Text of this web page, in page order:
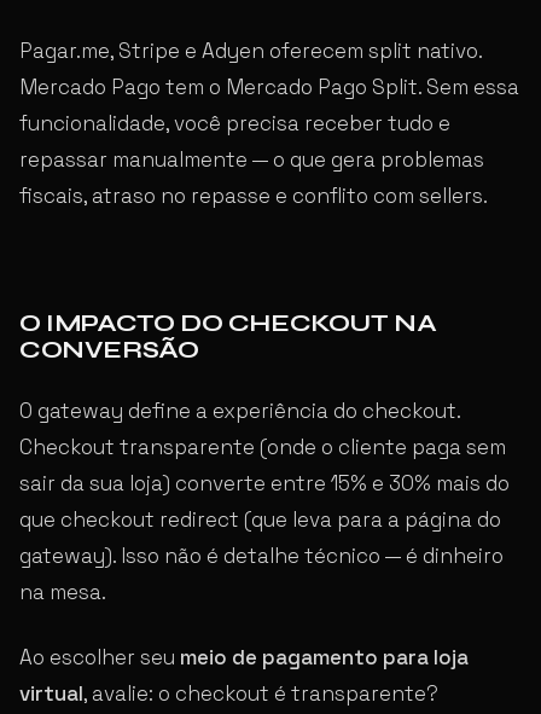
Pagar.me, Stripe e Adyen oferecem split nativo.
Mercado Pago tem o Mercado Pago Split. Sem essa
funcionalidade, você precisa receber tudo e
repassar manualmente — o que gera problemas
fiscais, atraso no repasse e conflito com sellers.
O IMPACTO DO CHECKOUT NA
CONVERSÃO
O gateway define a experiência do checkout.
Checkout transparente (onde o cliente paga sem
sair da sua loja) converte entre 15% e 30% mais do
que checkout redirect (que leva para a página do
gateway). Isso não é detalhe técnico — é dinheiro
na mesa.
Ao escolher seu meio de pagamento para loja
virtual, avalie: o checkout é transparente?